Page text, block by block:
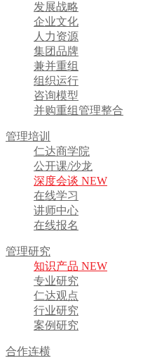
发展战略
企业文化
人力资源
集团品牌
兼并重组
组织运行
咨询模型
并购重组管理整合
管理培训
仁达商学院
公开课/沙龙
深度会谈 NEW
在线学习
讲师中心
在线报名
管理研究
知识产品 NEW
专业研究
仁达观点
行业研究
案例研究
合作连横